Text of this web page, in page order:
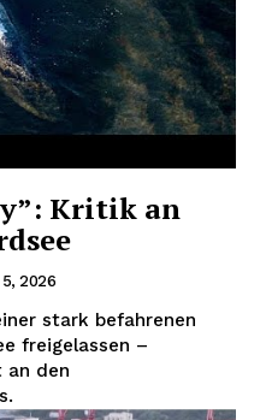
Kritik an
5, 2026
stark befahrenen
freigelassen –
an den